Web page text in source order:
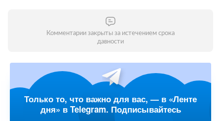
Комментарии закрыты за истечением срока
давности
Только то, что важно для вас, — в «Ленте
дня» в Telegram. Подписывайтесь